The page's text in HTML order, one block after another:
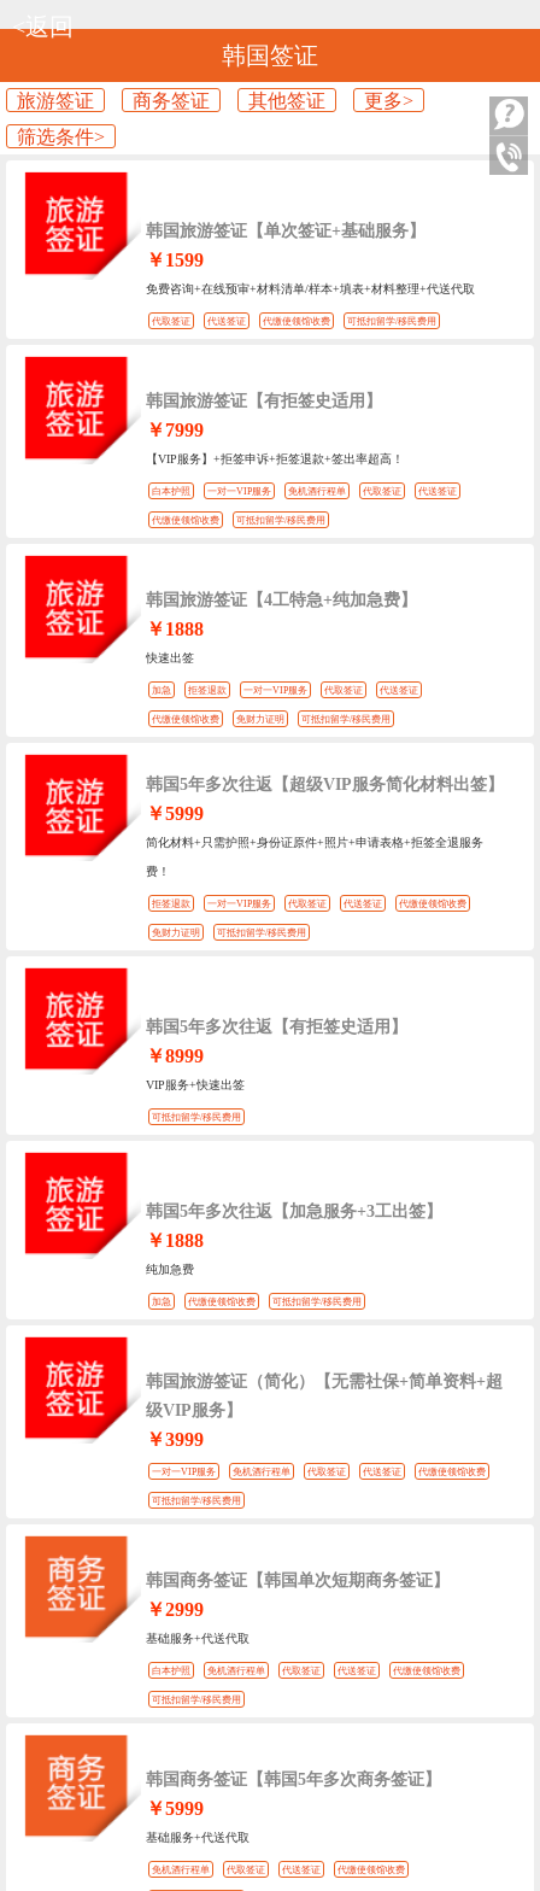
韩国签证
<返回
旅游签证 商务签证 其他签证
更多>
筛选条件>
韩国旅游签证【单次签证+基础服务】
￥1599
免费咨询+在线预审+材料清单/样本+填表+材料整理+代送代取
代取签证 代送签证 代缴使领馆收费 可抵扣留学/移民费用
韩国旅游签证【有拒签史适用】
￥7999
【VIP服务】+拒签申诉+拒签退款+签出率超高！
白本护照 一对一VIP服务 免机酒行程单 代取签证 代送签证
代缴使领馆收费 可抵扣留学/移民费用
韩国旅游签证【4工特急+纯加急费】
￥1888
快速出签
加急 拒签退款 一对一VIP服务 代取签证 代送签证
代缴使领馆收费 免财力证明 可抵扣留学/移民费用
韩国5年多次往返【超级VIP服务简化材料出签】
￥5999
简化材料+只需护照+身份证原件+照片+申请表格+拒签全退服务
费！
拒签退款 一对一VIP服务 代取签证 代送签证 代缴使领馆收费
免财力证明 可抵扣留学/移民费用
韩国5年多次往返【有拒签史适用】
￥8999
VIP服务+快速出签
可抵扣留学/移民费用
韩国5年多次往返【加急服务+3工出签】
￥1888
纯加急费
加急 代缴使领馆收费 可抵扣留学/移民费用
韩国旅游签证（简化）【无需社保+简单资料+超
级VIP服务】
￥3999
一对一VIP服务 免机酒行程单 代取签证 代送签证 代缴使领馆收费
可抵扣留学/移民费用
韩国商务签证【韩国单次短期商务签证】
￥2999
基础服务+代送代取
白本护照 免机酒行程单 代取签证 代送签证 代缴使领馆收费
可抵扣留学/移民费用
韩国商务签证【韩国5年多次商务签证】
￥5999
基础服务+代送代取
免机酒行程单 代取签证 代送签证 代缴使领馆收费